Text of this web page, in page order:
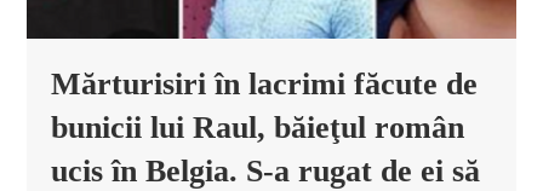
Mărturisiri în lacrimi făcute de
bunicii lui Raul, băieţul român
ucis în Belgia. S-a rugat de ei să